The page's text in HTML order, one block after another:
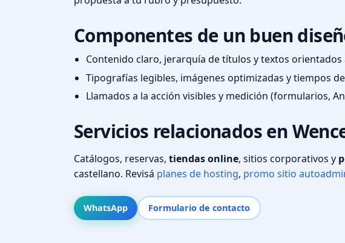
Componentes de un buen
Contenido claro, jerarquía de títulos y textos
Tipografías legibles, imágenes optimizadas y tiempos
Llamados a la acción visibles y medición (formularios,
Servicios relacionados en
Catálogos, reservas, tiendas online, sitios corporativos y
castellano. Revisá planes de hosting, promo sitio
WhatsApp Formulario de contacto